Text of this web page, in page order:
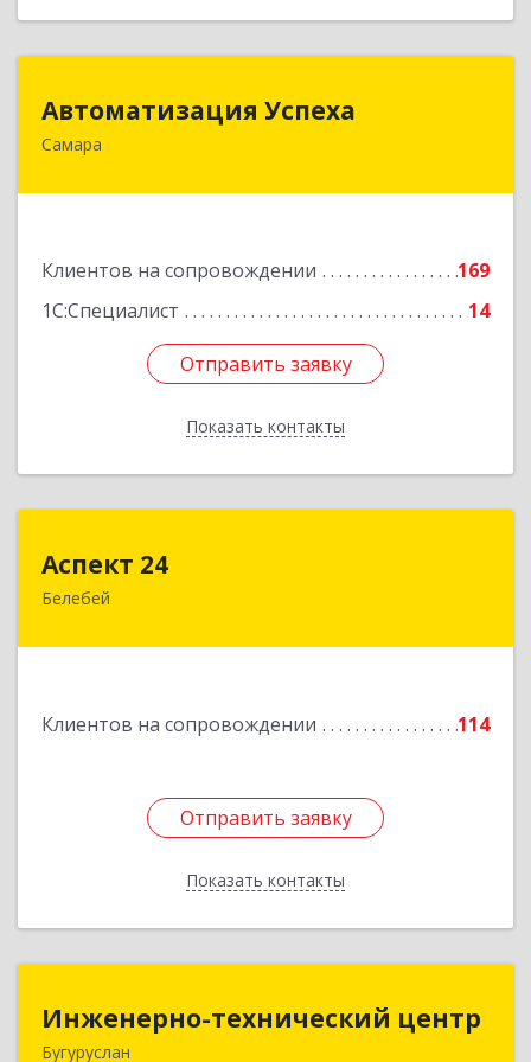
Автоматизация Успеха
Самара
Клиентов на сопровождении
169
1С:Специалист
14
Отправить заявку
Показать контакты
Отправить заявку
Назад
Аспект 24
Белебей
Клиентов на сопровождении 114
Отправить заявку
Показать контакты
452000, Башкортостан Респ, Белебей г, им
Отправить заявку
Назад
Инженерно-технический центр
Бугуруслан
Инженерно-технический центр
461633, Оренбургская обл, Бугуруслан г,